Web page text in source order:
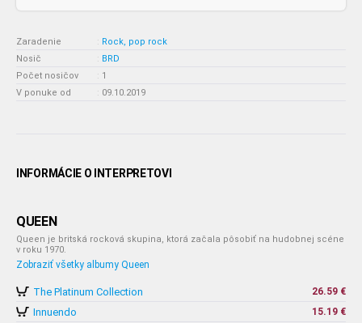
Zaradenie : Rock, pop rock
Nosič
: BRD
Počet nosičov
: 1
V ponuke od
: 09.10.2019
INFORMÁCIE O INTERPRETOVI
QUEEN
Queen je britská rocková skupina, ktorá začala pôsobiť na hudobnej scéne
v roku 1970.
Zobraziť všetky albumy Queen
The Platinum Collection 26.59 €
Innuendo 15.19 €